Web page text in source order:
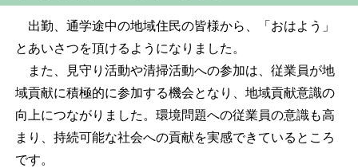
出勤、通学途中の地域住民の皆様から、「おはよう」
とあいさつを頂けるようになりました。
また、見守り活動や清掃活動への参加は、従業員が地
域貢献に積極的に参加する機会となり、地域貢献意識の
向上につながりました。環境問題への従業員の意識も高
まり、持続可能な社会への貢献を実感できているところ
です。